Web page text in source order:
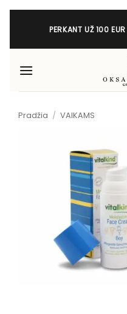
Skip
PERKANT UŽ 100
Pradžia / VAIKAMS